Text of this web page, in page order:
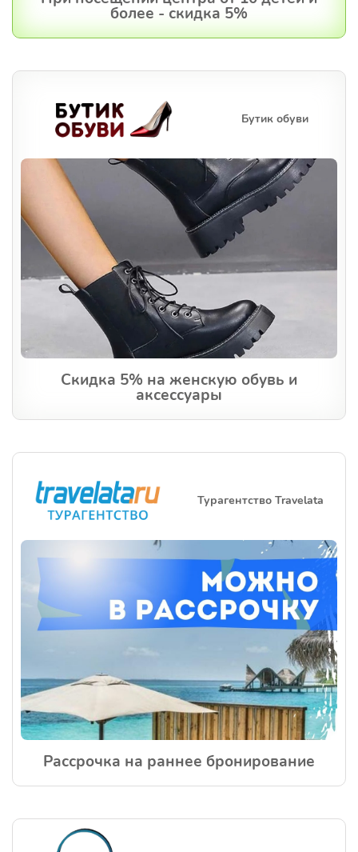
более - скидка 5%
Бутик обуви
Cкидка 5% на женскую обувь и
аксессуары
Турагентство Travelata
Рассрочка на раннее бронирование